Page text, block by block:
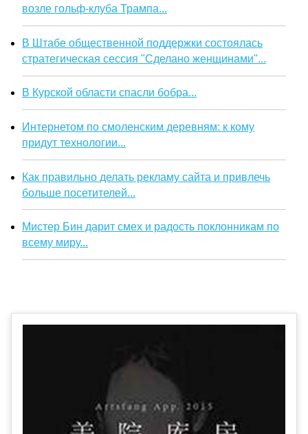
возле гольф-клуба Трампа...
В Штабе общественной поддержки состоялась
стратегическая сессия "Сделано женщинами"...
В Курской области спасли бобра...
Интернетом по смоленским деревням: к кому
придут технологии...
Как правильно делать рекламу сайта и привлечь
больше посетителей...
Мистер Бин дарит смех и радость поклонникам по
всему миру...